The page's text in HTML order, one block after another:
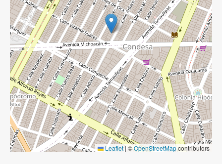
Leaflet| ©OpenStreetMapcontributors